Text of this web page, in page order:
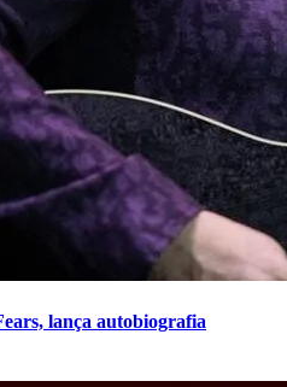
lança autobiografia